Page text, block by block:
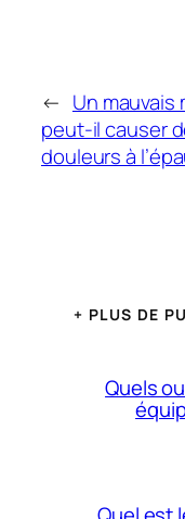
← Un mauvais
peut-il causer
douleurs à
+ PLUS DE
Quels